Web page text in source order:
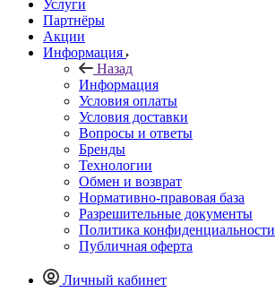
Услуги
Партнёры
Акции
Информация
Назад
Информация
Условия оплаты
Условия доставки
Вопросы и ответы
Бренды
Технологии
Обмен и возврат
Нормативно-правовая база
Разрешительные документы
Политика конфиденциальности
Публичная оферта
Личный кабинет